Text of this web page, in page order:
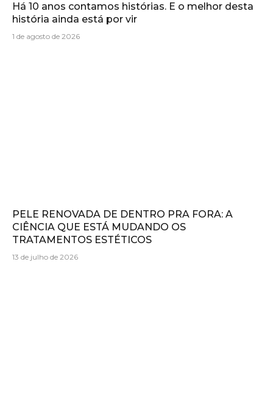
Há 10 anos contamos histórias. E o melhor desta
história ainda está por vir
1 de agosto de 2026
PELE RENOVADA DE DENTRO PRA FORA: A
CIÊNCIA QUE ESTÁ MUDANDO OS
TRATAMENTOS ESTÉTICOS
13 de julho de 2026